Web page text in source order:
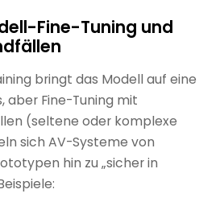
Fine-Tuning und
bringt das Modell auf eine
aber Fine-Tuning mit
(seltene oder komplexe
sich AV-Systeme von
hin zu „sicher in